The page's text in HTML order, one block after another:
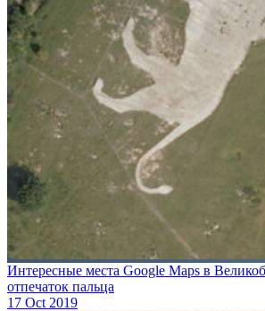
Интересные места Google Maps в
отпечаток пальца
17 Oct 2019